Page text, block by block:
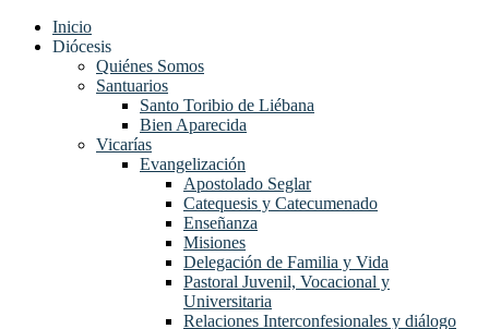
Inicio
Diócesis
Quiénes Somos
Santuarios
Santo Toribio de Liébana
Bien Aparecida
Vicarías
Evangelización
Apostolado Seglar
Catequesis y Catecumenado
Enseñanza
Misiones
Delegación de Familia y Vida
Pastoral Juvenil, Vocacional y
Universitaria
Relaciones Interconfesionales y diálogo